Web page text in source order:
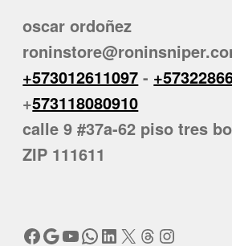
oscar ordoñez
+573012611097 -
+573118080910
calle 9 #37a-62 piso tres
ZIP 111611
Facebook
Google
YouTube
WhatsApp
LinkedIn
X Threads